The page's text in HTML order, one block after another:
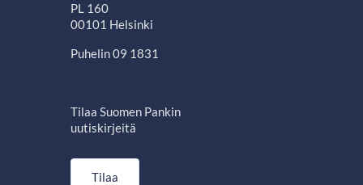
PL 160
00101 Helsinki
Puhelin 09 1831
Tilaa Suomen Pankin
uutiskirjeitä
Tilaa